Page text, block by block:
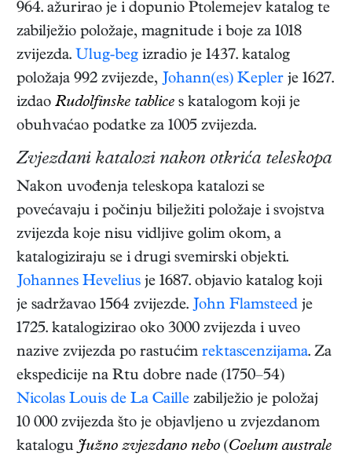
964. ažurirao je i dopunio Ptolemejev katalog te
zabilježio položaje, magnitude i boje za 1018
zvijezda. Ulug-beg izradio je 1437. katalog
položaja 992 zvijezde, Johann(es) Kepler je 1627.
izdao Rudolfinske tablice s katalogom koji je
obuhvaćao podatke za 1005 zvijezda.
Zvjezdani katalozi nakon otkrića teleskopa
Nakon uvođenja teleskopa katalozi se
povećavaju i počinju bilježiti položaje i svojstva
zvijezda koje nisu vidljive golim okom, a
katalogiziraju se i drugi svemirski objekti.
Johannes Hevelius je 1687. objavio katalog koji
je sadržavao 1564 zvijezde. John Flamsteed je
1725. katalogizirao oko 3000 zvijezda i uveo
nazive zvijezda po rastućim rektascenzijama. Za
ekspedicije na Rtu dobre nade (1750–54)
Nicolas Louis de La Caille zabilježio je položaj
10 000 zvijezda što je objavljeno u zvjezdanom
kataloguJužno zvjezdano nebo (Coelum australe